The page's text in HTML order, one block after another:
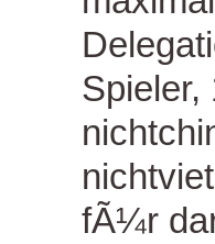
Spieler,
fÃ¼r